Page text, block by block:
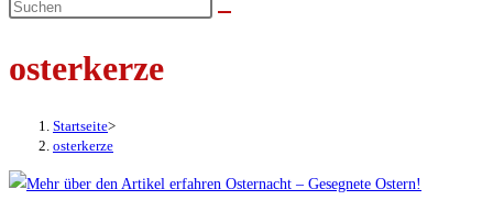
osterkerze
Startseite>
osterkerze